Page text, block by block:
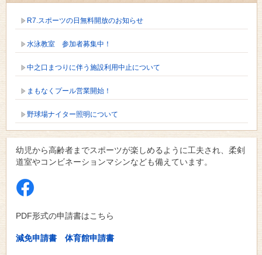
R7.スポーツの日無料開放のお知らせ
水泳教室 参加者募集中！
中之口まつりに伴う施設利用中止について
まもなくプール営業開始！
野球場ナイター照明について
幼児から高齢者までスポーツが楽しめるように工夫され、柔剣
道室やコンビネーションマシンなども備えています。
PDF形式の申請書はこちら
減免申請書 体育館申請書